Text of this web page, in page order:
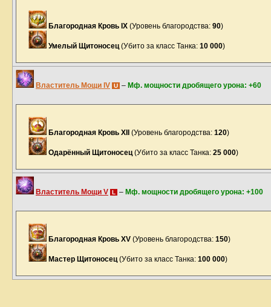
Благородная Кровь IX (Уровень благородства: 90)
Умелый Щитоносец (Убито за класс Танка: 10 000)
Властитель Мощи IV U – Мф. мощности дробящего урона: +60
Благородная Кровь XII (Уровень благородства: 120)
Одарённый Щитоносец (Убито за класс Танка: 25 000)
Властитель Мощи V L – Мф. мощности дробящего урона: +100
Благородная Кровь XV (Уровень благородства: 150)
Мастер Щитоносец (Убито за класс Танка: 100 000)